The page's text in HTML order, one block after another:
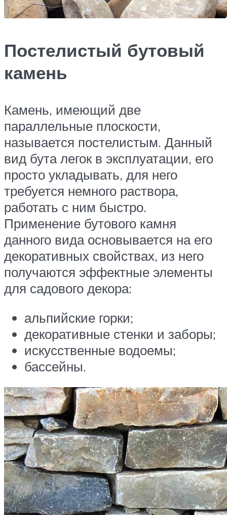
Постелистый бутовый
камень
Камень, имеющий две
параллельные плоскости,
называется постелистым. Данный
вид бута легок в эксплуатации, его
просто укладывать, для него
требуется немного раствора,
работать с ним быстро.
Применение бутового камня
данного вида основывается на его
декоративных свойствах, из него
получаются эффектные элементы
для садового декора:
альпийские горки;
декоративные стенки и заборы;
искусственные водоемы;
бассейны.